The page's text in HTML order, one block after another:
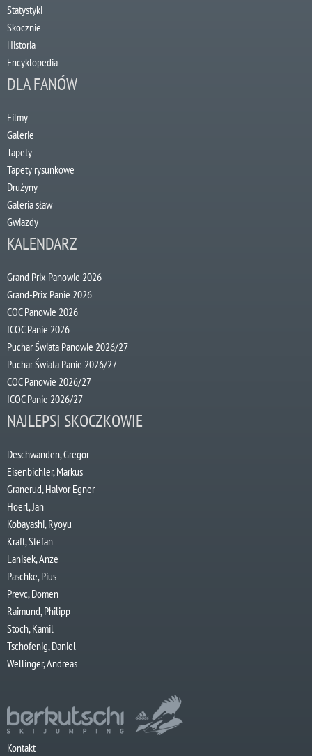
Statystyki
Skocznie
Historia
Encyklopedia
DLA FANÓW
Filmy
Galerie
Tapety
Tapety rysunkowe
Drużyny
Galeria sław
Gwiazdy
KALENDARZ
Grand Prix Panowie 2026
Grand-Prix Panie 2026
COC Panowie 2026
ICOC Panie 2026
Puchar Świata Panowie 2026/27
Puchar Świata Panie 2026/27
COC Panowie 2026/27
ICOC Panie 2026/27
NAJLEPSI SKOCZKOWIE
Deschwanden, Gregor
Eisenbichler, Markus
Granerud, Halvor Egner
Hoerl, Jan
Kobayashi, Ryoyu
Kraft, Stefan
Lanisek, Anze
Paschke, Pius
Prevc, Domen
Raimund, Philipp
Stoch, Kamil
Tschofenig, Daniel
Wellinger, Andreas
Kontakt